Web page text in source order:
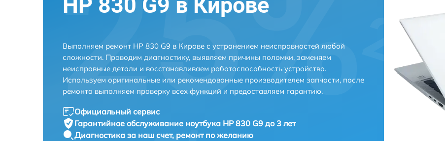
Выполняем ремонт HP 830 G9 в Кирове с устранением неисправностей любой
сложности. Проводим диагностику, выявляем причины поломки, заменяем
неисправные детали и восстанавливаем работоспособность устройства.
Используем оригинальные или рекомендованные производителем запчасти, после
ремонта выполняем проверку всех функций и предоставляем гарантию.
Официальный сервис
Гарантийное обслуживание ноутбука HP 830 G9 до 3 лет
Диагностика за наш счет, ремонт по желанию